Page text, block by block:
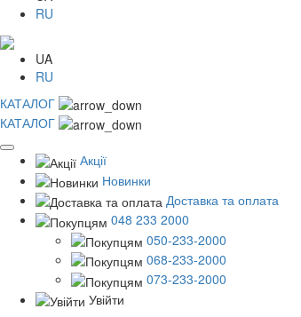
RU
UA
RU
КАТАЛОГ
КАТАЛОГ
Акції
Новинки
Доставка та оплата
048 233 2000
050-233-2000
068-233-2000
073-233-2000
Увійти